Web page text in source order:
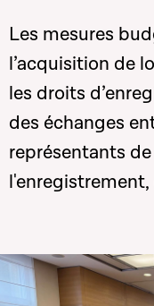
Les mesures
l’acquisition de
les droits
des échanges
représentants
l'enregistrement,